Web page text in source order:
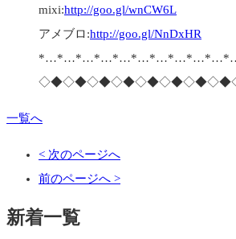
mixi:http://goo.gl/wnCW6L
アメブロ:http://goo.gl/NnDxHR
一覧へ
< 次のページへ
前のページへ >
新着一覧